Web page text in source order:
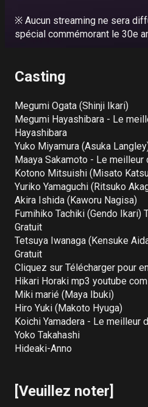
※ Aucun streaming ne sera
spécial commémorant le 30e
Casting
Megumi Ogata (Shinji Ikari)
Megumi Hayashibara - Le
Hayashibara
Yuko Miyamura (Asuka
Maaya Sakamoto - Le meilleur
Kotono Mitsuishi (Misato
Yuriko Yamaguchi (Ritsuko
Akira Ishida (Kaworu Nagisa)
Fumihiko Tachiki (Gendo Ikari)
Gratuit
Tetsuya Iwanaga (Kensuke
Gratuit
Cliquez sur Télécharger pour
Hikari Horaki mp3 youtube com
Miki marié (Maya Ibuki)
Hiro Yuki (Makoto Hyuga)
Koichi Yamadera - Le meilleur
Yoko Takahashi
Hideaki-Anno
[Veuillez noter]